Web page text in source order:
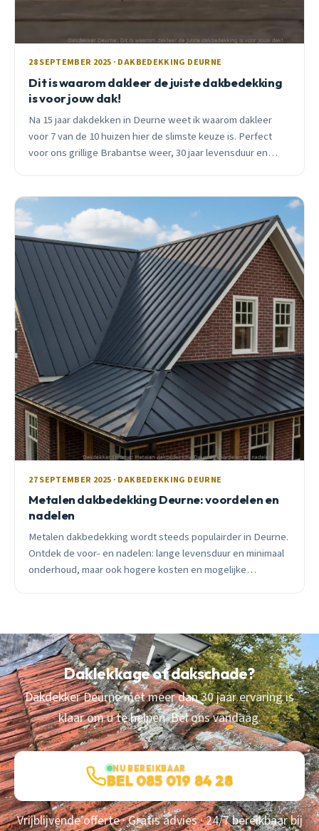
28 SEPTEMBER 2025 · DAKBEDEKKING DEURNE
Dit is waarom dakleer de juiste dakbedekking
is voor jouw dak!
Na 15 jaar dakdekken in Deurne weet ik waarom dakleer
voor 7 van de 10 huizen hier de slimste keuze is. Perfect
voor ons grillige Brabantse weer, 30 jaar levensduur en
27 SEPTEMBER 2025 · DAKBEDEKKING DEURNE
Metalen dakbedekking Deurne: voordelen en
nadelen
Metalen dakbedekking wordt steeds populairder in Deurne.
Ontdek de voor- en nadelen: lange levensduur en minimaal
onderhoud, maar ook hogere kosten en mogelijke
Daklekkage of dakschade?
Dakdekker Deurne met meer dan 30 jaar ervaring is
klaar om u te helpen. Bel ons vandaag.
NU BEREIKBAAR
BEL 085 019 84 28
Vrijblijvende offerte · Gratis advies · 24/7 bereikbaar bij